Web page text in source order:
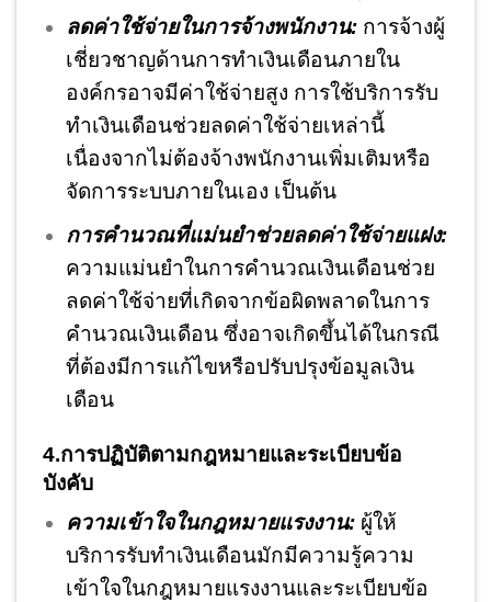
ลดค่าใช้จ่ายในการจ้างพนักงาน:การจ้างผู้
เชี่ยวชาญด้านการทำเงินเดือนภายใน
องค์กรอาจมีค่าใช้จ่ายสูง การใช้บริการรับ
ทำเงินเดือนช่วยลดค่าใช้จ่ายเหล่านี้
เนื่องจากไม่ต้องจ้างพนักงานเพิ่มเติมหรือ
จัดการระบบภายในเอง เป็นต้น
การคำนวณที่แม่นยำช่วยลดค่าใช้จ่ายแฝง:
ความแม่นยำในการคำนวณเงินเดือนช่วย
ลดค่าใช้จ่ายที่เกิดจากข้อผิดพลาดในการ
คำนวณเงินเดือน ซึ่งอาจเกิดขึ้นได้ในกรณี
ที่ต้องมีการแก้ไขหรือปรับปรุงข้อมูลเงิน
เดือน
4.การปฏิบัติตามกฎหมายและระเบียบข้อ
บังคับ
ความเข้าใจในกฎหมายแรงงาน:ผู้ให้
บริการรับทำเงินเดือนมักมีความรู้ความ
เข้าใจในกฎหมายแรงงานและระเบียบข้อ